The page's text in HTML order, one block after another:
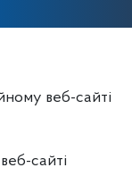
веб-сайті
сайті